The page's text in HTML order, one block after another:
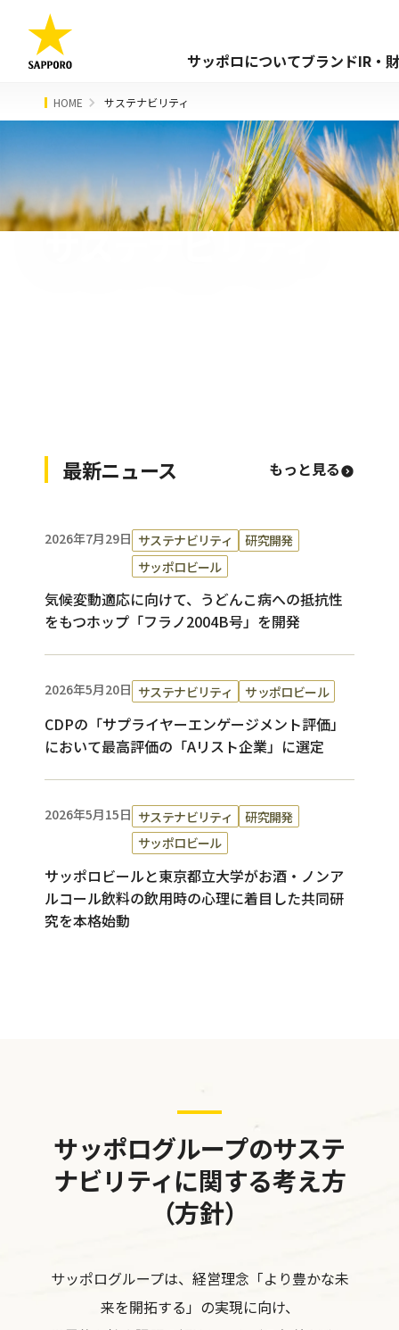
サッポロについてブランドIR・
HOME サステナビリティ
サステナビリティ
最新ニュース もっと見る
2026年7月29日 サステナビリティ
研究開発
サッポロビール
気候変動適応に向けて、うどんこ病への抵抗性
をもつホップ「フラノ2004B号」を開発
2026年5月20日 サステナビリティ サッポロビール
CDPの「サプライヤーエンゲージメント評価」
において最高評価の「Aリスト企業」に選定
2026年5月15日 サステナビリティ
研究開発
サッポロビール
サッポロビールと東京都立大学がお酒・ノンア
ルコール飲料の飲用時の心理に着目した共同研
究を本格始動
サッポログループのサステ
ナビリティに関する考え方
（方針）
サッポログループは、経営理念「より豊かな未
来を開拓する」の実現に向け、